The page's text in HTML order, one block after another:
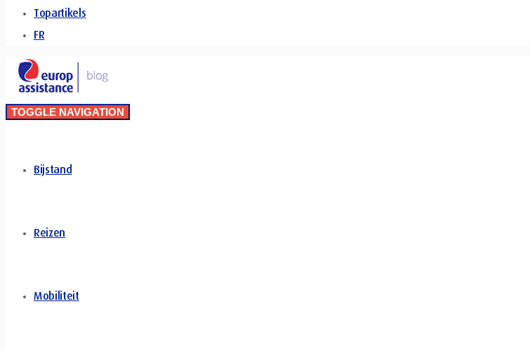
Topartikels
FR
TOGGLE NAVIGATION
Bijstand
Reizen
Mobiliteit